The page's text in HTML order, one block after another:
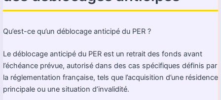
Qu’est-ce qu’un déblocage anticipé du PER ?
Le déblocage anticipé du PER est un retrait des fonds avant
l’échéance prévue, autorisé dans des cas spécifiques définis par
la réglementation française, tels que l’acquisition d’une résidence
principale ou une situation d’invalidité.